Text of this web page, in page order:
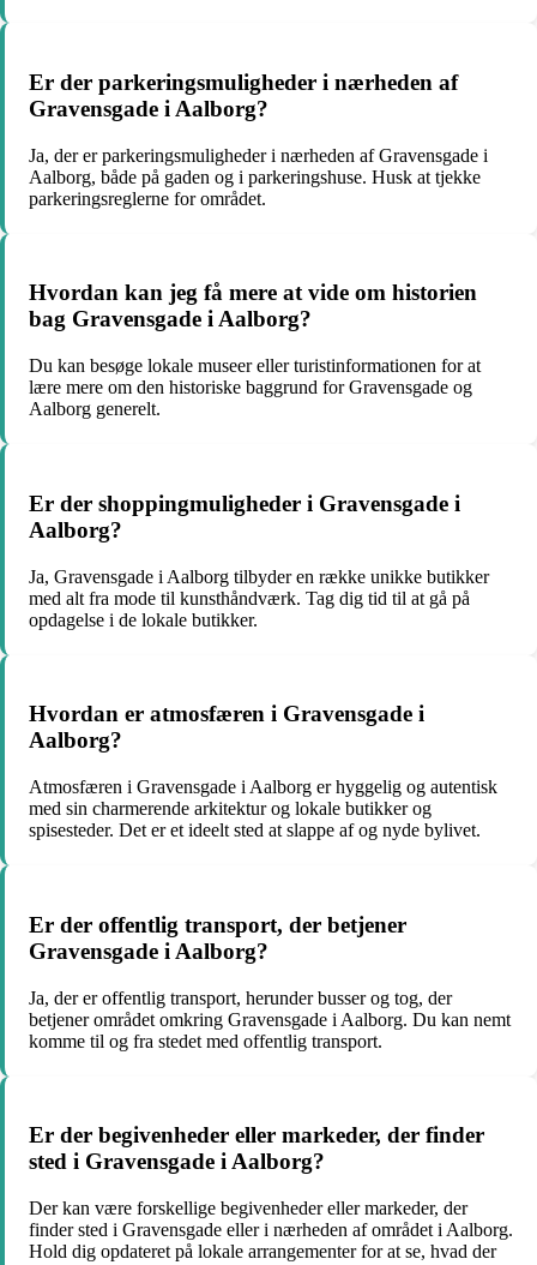
Er der parkeringsmuligheder i nærheden af
Gravensgade i Aalborg?
Ja, der er parkeringsmuligheder i nærheden af Gravensgade i
Aalborg, både på gaden og i parkeringshuse. Husk at tjekke
parkeringsreglerne for området.
Hvordan kan jeg få mere at vide om historien
bag Gravensgade i Aalborg?
Du kan besøge lokale museer eller turistinformationen for at
lære mere om den historiske baggrund for Gravensgade og
Aalborg generelt.
Er der shoppingmuligheder i Gravensgade i
Aalborg?
Ja, Gravensgade i Aalborg tilbyder en række unikke butikker
med alt fra mode til kunsthåndværk. Tag dig tid til at gå på
opdagelse i de lokale butikker.
Hvordan er atmosfæren i Gravensgade i
Aalborg?
Atmosfæren i Gravensgade i Aalborg er hyggelig og autentisk
med sin charmerende arkitektur og lokale butikker og
spisesteder. Det er et ideelt sted at slappe af og nyde bylivet.
Er der offentlig transport, der betjener
Gravensgade i Aalborg?
Ja, der er offentlig transport, herunder busser og tog, der
betjener området omkring Gravensgade i Aalborg. Du kan nemt
komme til og fra stedet med offentlig transport.
Er der begivenheder eller markeder, der finder
sted i Gravensgade i Aalborg?
Der kan være forskellige begivenheder eller markeder, der
finder sted i Gravensgade eller i nærheden af området i Aalborg.
Hold dig opdateret på lokale arrangementer for at se, hvad der